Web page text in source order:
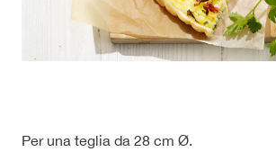
Per una teglia da 28 cm Ø.